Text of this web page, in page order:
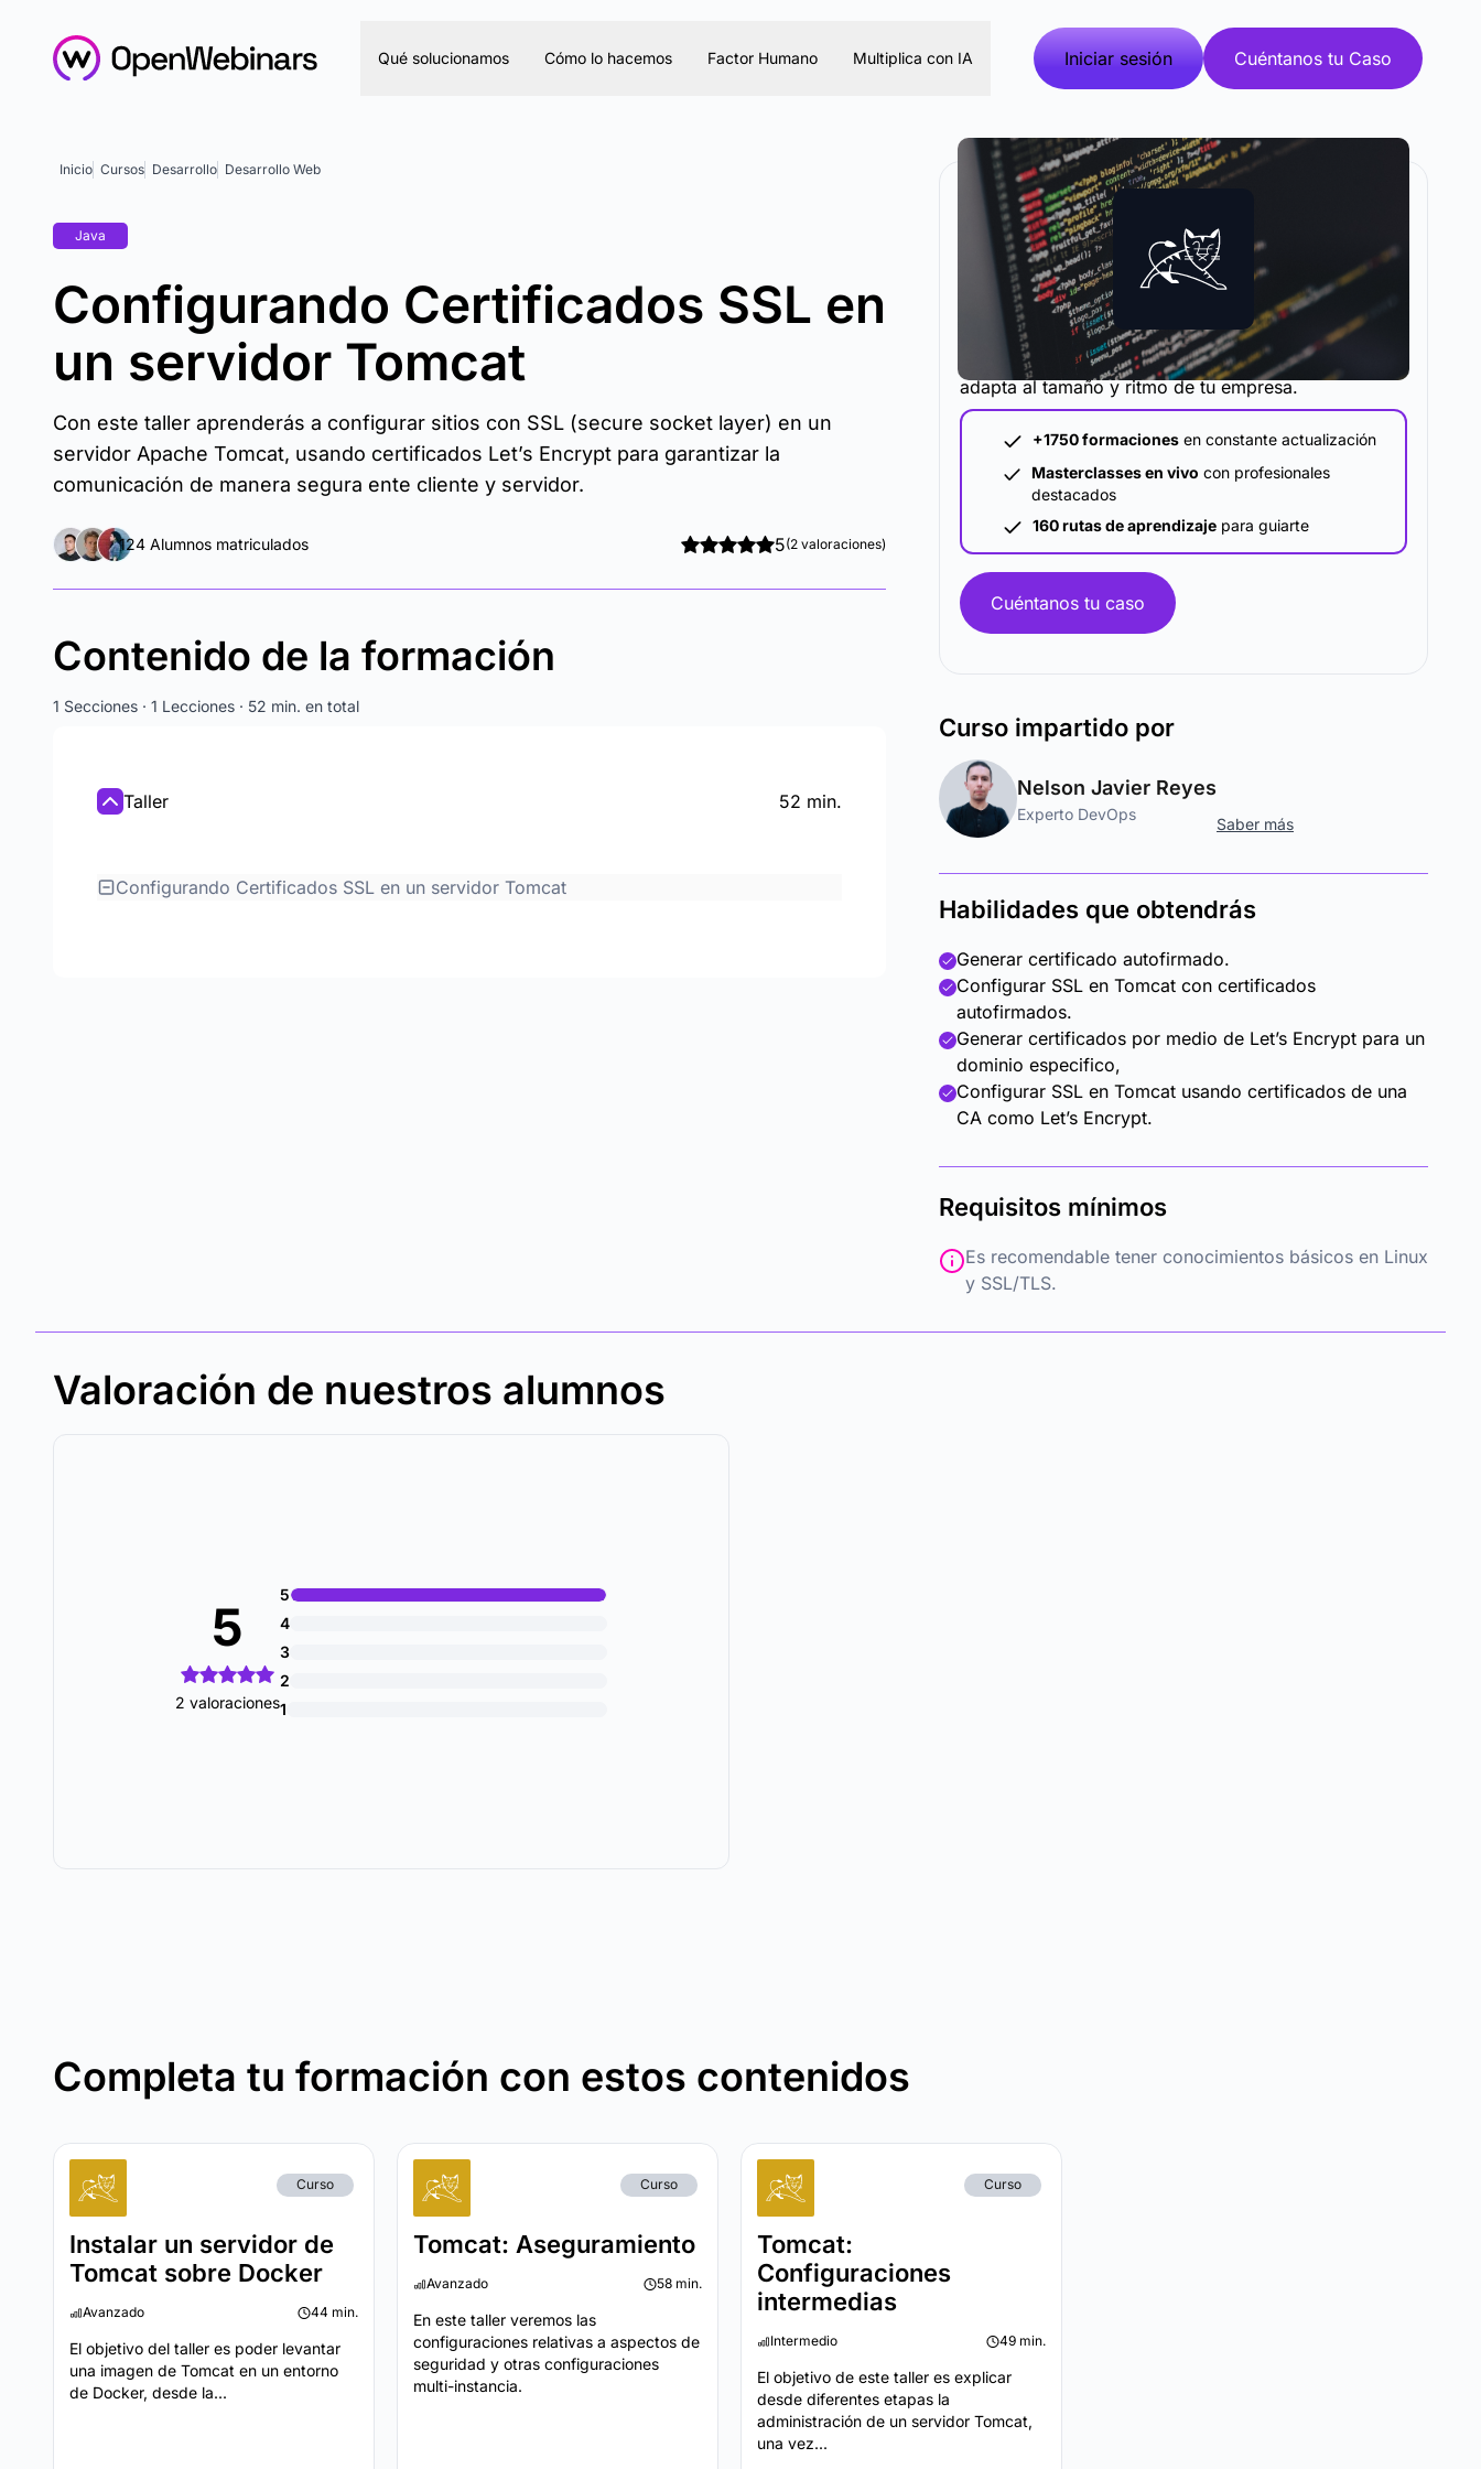
Qué solucionamos Cómo lo hacemos Factor Humano Multiplica con IA Iniciar sesión Cuéntanos tu Caso
Inicio Cursos Desarrollo Desarrollo Web
Java
Configurando Certificados SSL en
un servidor Tomcat
Con este taller aprenderás a configurar sitios con SSL (secure socket layer) en un
servidor Apache Tomcat, usando certificados Let’s Encrypt para garantizar la
comunicación de manera segura ente cliente y servidor.
124 Alumnos matriculados 5(2 valoraciones)
La metodología y plataforma de formación que se
adapta al tamaño y ritmo de tu empresa.
+1750 formaciones en constante actualización
Masterclasses en vivo con profesionales
destacados
160 rutas de aprendizaje para guiarte
Cuéntanos tu caso
Curso impartido por
Nelson Javier Reyes
Experto DevOps
Saber más
Contenido de la formación
1 Secciones · 1 Lecciones · 52 min. en total
Taller 52 min.
Configurando Certificados SSL en un servidor Tomcat
Habilidades que obtendrás
Generar certificado autofirmado.
Configurar SSL en Tomcat con certificados
autofirmados.
Generar certificados por medio de Let’s Encrypt para un
dominio especifico,
Configurar SSL en Tomcat usando certificados de una
CA como Let’s Encrypt.
Requisitos mínimos
Es recomendable tener conocimientos básicos en Linux
y SSL/TLS.
Valoración de nuestros alumnos
5
2 valoraciones
5
4
3
2
1
Completa tu formación con estos contenidos
Curso
Instalar un servidor de
Tomcat sobre Docker
Avanzado 44 min.
El objetivo del taller es poder levantar
una imagen de Tomcat en un entorno
de Docker, desde la...
Curso
Tomcat: Aseguramiento
Avanzado 58 min.
En este taller veremos las
configuraciones relativas a aspectos de
seguridad y otras configuraciones
multi-instancia.
Curso
Tomcat:
Configuraciones
intermedias
Intermedio 49 min.
El objetivo de este taller es explicar
desde diferentes etapas la
administración de un servidor Tomcat,
una vez...